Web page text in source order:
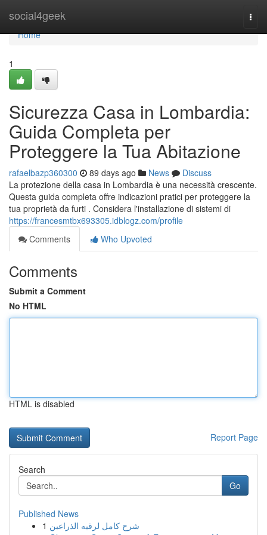
social4geek
Home
Home
1
Sicurezza Casa in Lombardia:
Guida Completa per
Proteggere la Tua Abitazione
rafaelbazp360300 89 days ago News
Discuss
La protezione della casa in Lombardia è una necessità crescente.
Questa guida completa offre indicazioni pratici per proteggere la
tua proprietà da furti . Considera l'installazione di sistemi di
https://francesmtbx693305.idblogz.com/profile
Comments
Who Upvoted
Comments
Submit a Comment
No HTML
HTML is disabled
Report Page
Search
Go
Published News
1 شرح كامل لرقيه الذراعين